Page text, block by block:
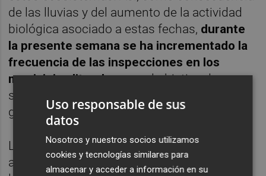
de las lluvias y del aumento de la actividad
biológica asociado a estas fechas, durante
la presente semana se ha incrementado la
frecuencia de las inspecciones en los
municipios litoralescon el objetivo de
supervisar la totalidad de las zonas
gestionadas por la institución provincial.
Las mayores acumulaciones de agua y la
actividad larvaria más destacada se han
Uso responsable de sus
datos
Nosotros y nuestros socios utilizamos
cookies y tecnologías similares para
almacenar y acceder a información en su